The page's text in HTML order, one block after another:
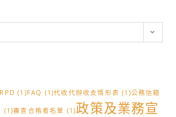
(1)FAQ (1)代收代辦收支情形表 (1)公務信箱
(1)審查合格者名單 (1)政策及業務宣